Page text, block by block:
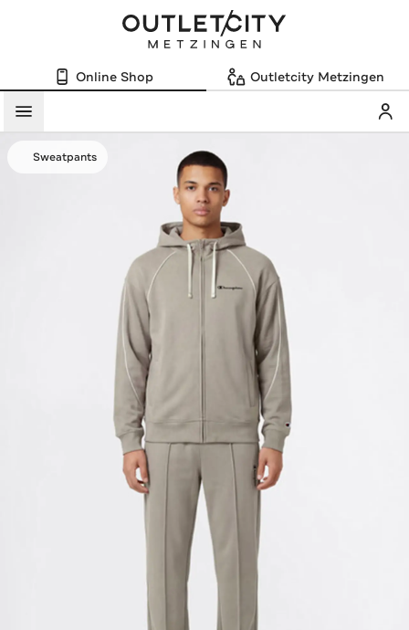
Online Shop Outletcity Metzingen
Menü
Sweatpants